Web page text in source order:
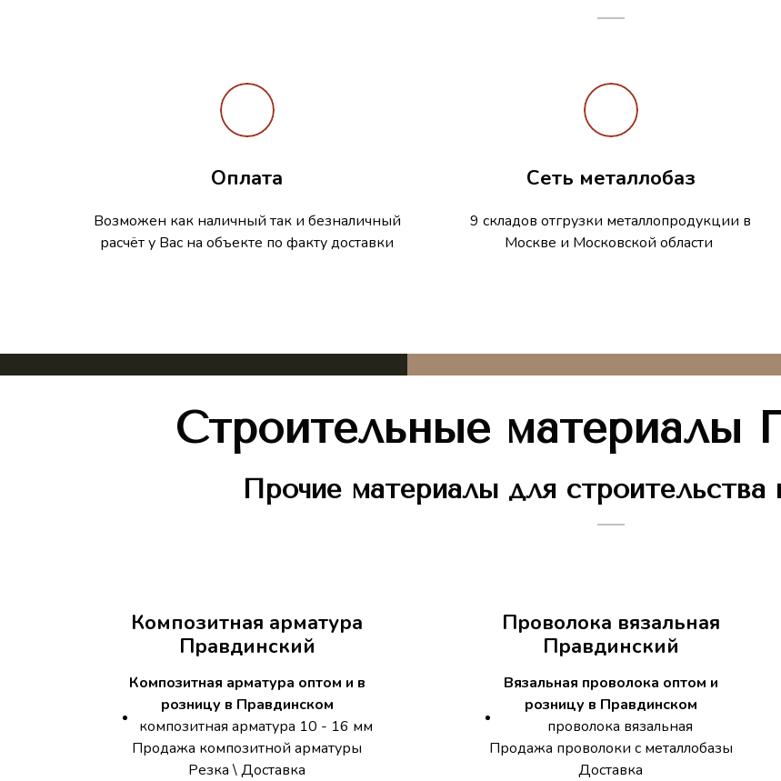
Оплата
Возможен как наличный так и безналичный
расчёт у Вас на объекте по факту доставки
Сеть металлобаз
9 складов отгрузки металлопродукции в
Москве и Московской области
Строительные материалы
Прочие материалы для
Композитная арматура
Правдинский
Композитная арматура оптом и в
розницу в Правдинском
композитная арматура 10 - 16 мм
Продажа композитной арматуры
Резка \ Доставка
Проволока вязальная
Правдинский
Вязальная проволока оптом и
розницу в Правдинском
проволока вязальная
Продажа проволоки с металлобазы
Доставка